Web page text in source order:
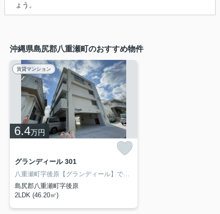
ょう。
沖縄県島尻郡八重瀬町のおすすめ物件
賃貸マンション
6.4万円
グランディール 301
島尻郡八重瀬町字後原
2LDK (46.20㎡)